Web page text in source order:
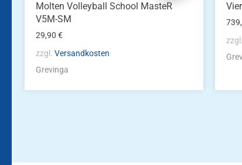
Molten Volleyball School MasteR
V5M-SM
29,90€
zzgl.Versandkosten
Grevinga